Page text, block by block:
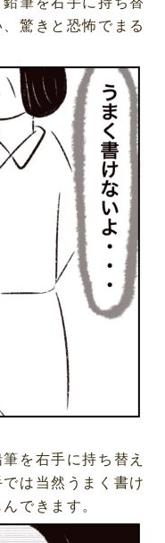
驚きと恐怖でまる
を右手に持ち替え
は当然うまく書け
できます。